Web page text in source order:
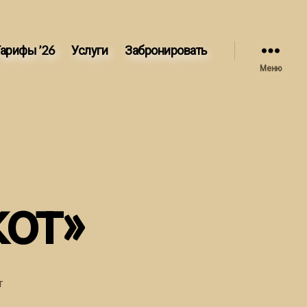
’26 Услуги Забронировать
Меню